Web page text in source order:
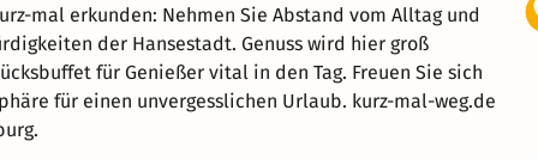
mal erkunden: Nehmen Sie Abstand vom Alltag und
der Hansestadt. Genuss wird hier groß
für Genießer vital in den Tag. Freuen Sie sich
für einen unvergesslichen Urlaub. kurz-mal-weg.de